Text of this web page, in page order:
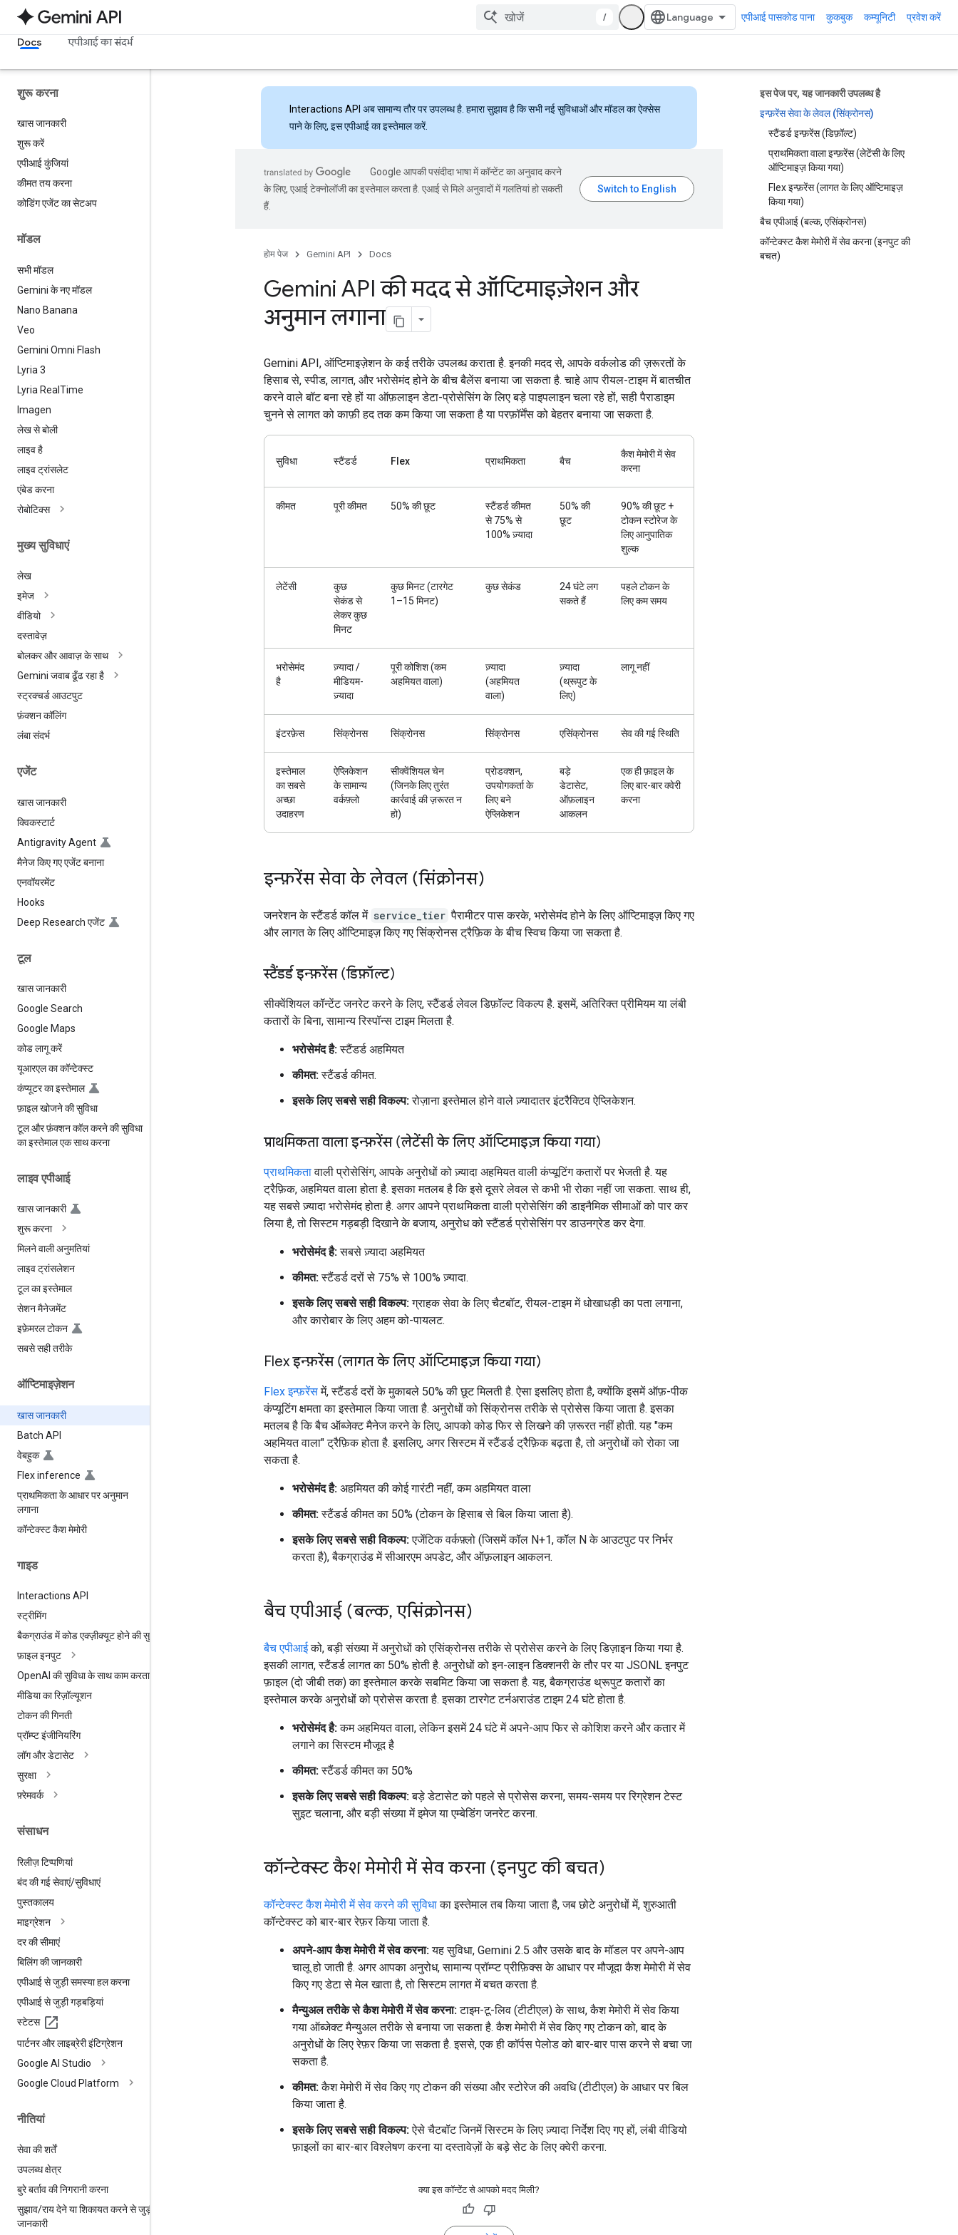
/ एपीआई पासकोड पाना कुकबुक कम्यूनिटी प्रवेश करें
Docs एपीआई का संदर्भ
शुरू करना
खास जानकारी
शुरू करें
एपीआई कुंजियां
कीमत तय करना
कोडिंग एजेंट का सेटअप
मॉडल
सभी मॉडल
Gemini के नए मॉडल
Nano Banana
Veo
Gemini Omni Flash
Lyria 3
Lyria Real Time
Imagen
लेख से बोली
लाइव है
लाइव ट्रांसलेट
एंबेड करना
रोबोटिक्स
मुख्य सुविधाएं
लेख
इमेज
वीडियो
दस्तावेज़
बोलकर और आवाज़ के साथ
Gemini जवाब ढूँढ रहा है
स्ट्रक्चर्ड आउटपुट
फ़ंक्शन कॉलिंग
लंबा संदर्भ
एजेंट
खास जानकारी
क्विकस्टार्ट
Antigravity Agent
मैनेज किए गए एजेंट बनाना
एनवॉयरमेंट
Hooks
Deep Research एजेंट
टूल
खास जानकारी
Google Search
Google Maps
कोड लागू करें
यूआरएल का कॉन्टेक्स्ट
कंप्यूटर का इस्तेमाल
फ़ाइल खोजने की सुविधा
टूल और फ़ंक्शन कॉल करने की सुविधा
का इस्तेमाल एक साथ करना
लाइव एपीआई
खास जानकारी
शुरू करना
मिलने वाली अनुमतियां
लाइव ट्रांसलेशन
टूल का इस्तेमाल
सेशन मैनेजमेंट
इफ़ेमरल टोकन
सबसे सही तरीके
ऑप्टिमाइज़ेशन
खास जानकारी
Batch API
वेबहुक
Flex inference
प्राथमिकता के आधार पर अनुमान
लगाना
कॉन्टेक्स्ट कैश मेमोरी
गाइड
Interactions API
स्ट्रीमिंग
बैकग्राउंड में कोड एक्ज़ीक्यूट होने की सुविधा
फ़ाइल इनपुट
OpenAI की सुविधा के साथ काम करता है
मीडिया का रिज़ॉल्यूशन
टोकन की गिनती
प्रॉम्प्ट इंजीनियरिंग
लॉग और डेटासेट
सुरक्षा
फ़्रेमवर्क
संसाधन
रिलीज़ टिप्पणियां
बंद की गई सेवाएं/सुविधाएं
पुस्तकालय
माइग्रेशन
दर की सीमाएं
बिलिंग की जानकारी
एपीआई से जुड़ी समस्या हल करना
एपीआई से जुड़ी गड़बड़ियां
स्टेटस
पार्टनर और लाइब्रेरी इंटिग्रेशन
Google AI Studio
Google Cloud Platform
नीतियां
सेवा की शर्तें
उपलब्ध क्षेत्र
बुरे बर्ताव की निगरानी करना
सुझाव/राय देने या शिकायत करने से जुड़ी
जानकारी
इस पेज पर, यह जानकारी उपलब्ध है
इन्फ़रेंस सेवा के लेवल (सिंक्रोनस)
स्टैंडर्ड इन्फ़रेंस (डिफ़ॉल्ट)
प्राथमिकता वाला इन्फ़रेंस (लेटेंसी के लिए
ऑप्टिमाइज़ किया गया)
Flex इन्फ़रेंस (लागत के लिए ऑप्टिमाइज़
किया गया)
बैच एपीआई (बल्क, एसिंक्रोनस)
कॉन्टेक्स्ट कैश मेमोरी में सेव करना (इनपुट की
बचत)
Interactions API अब सामान्य तौर पर उपलब्ध है. हमारा सुझाव है कि सभी नई सुविधाओं और मॉडल का ऐक्सेस
पाने के लिए, इस एपीआई का इस्तेमाल करें.
Google आपकी पसंदीदा भाषा में कॉन्टेंट का अनुवाद करने
के लिए, एआई टेक्नोलॉजी का इस्तेमाल करता है. एआई से मिले अनुवादों में गलतियां हो सकती
हैं.
होम पेज Gemini API Docs
Gemini API की मदद से ऑप्टिमाइज़ेशन और
अनुमान लगाना
Gemini API, ऑप्टिमाइज़ेशन के कई तरीके उपलब्ध कराता है. इनकी मदद से, आपके वर्कलोड की ज़रूरतों के
हिसाब से, स्पीड, लागत, और भरोसेमंद होने के बीच बैलेंस बनाया जा सकता है. चाहे आप रीयल-टाइम में बातचीत
करने वाले बॉट बना रहे हों या ऑफ़लाइन डेटा-प्रोसेसिंग के लिए बड़े पाइपलाइन चला रहे हों, सही पैराडाइम
चुनने से लागत को काफ़ी हद तक कम किया जा सकता है या परफ़ॉर्मेंस को बेहतर बनाया जा सकता है.
सुविधा स्टैंडर्ड Flex प्राथमिकता बैच
कैश मेमोरी में सेव
करना
कीमत पूरी कीमत 50% की छूट
स्टैंडर्ड कीमत
से 75% से
100% ज़्यादा
50% की
छूट
90% की छूट +
टोकन स्टोरेज के
लिए आनुपातिक
शुल्क
लेटेंसी
कुछ
सेकंड से
लेकर कुछ
मिनट
कुछ मिनट (टारगेट
1–15 मिनट)
कुछ सेकंड
24 घंटे लग
सकते हैं
पहले टोकन के
लिए कम समय
भरोसेमंद
है
ज़्यादा /
मीडियम-
ज़्यादा
पूरी कोशिश (कम
अहमियत वाला)
ज़्यादा
(अहमियत
वाला)
ज़्यादा
(थ्रूपुट के
लिए)
लागू नहीं
इंटरफ़ेस सिंक्रोनस सिंक्रोनस सिंक्रोनस एसिंक्रोनस सेव की गई स्थिति
इस्तेमाल
का सबसे
अच्छा
उदाहरण
ऐप्लिकेशन
के सामान्य
वर्कफ़्लो
सीक्वेंशियल चेन
(जिनके लिए तुरंत
कार्रवाई की ज़रूरत न
हो)
प्रोडक्शन,
उपयोगकर्ता के
लिए बने
ऐप्लिकेशन
बड़े
डेटासेट,
ऑफ़लाइन
आकलन
एक ही फ़ाइल के
लिए बार-बार क्वेरी
करना
इन्फ़रेंस सेवा के लेवल (सिंक्रोनस)
जनरेशन के स्टैंडर्ड कॉल में service_tier पैरामीटर पास करके, भरोसेमंद होने के लिए ऑप्टिमाइज़ किए गए
और लागत के लिए ऑप्टिमाइज़ किए गए सिंक्रोनस ट्रैफ़िक के बीच स्विच किया जा सकता है.
स्टैंडर्ड इन्फ़रेंस (डिफ़ॉल्ट)
सीक्वेंशियल कॉन्टेंट जनरेट करने के लिए, स्टैंडर्ड लेवल डिफ़ॉल्ट विकल्प है. इसमें, अतिरिक्त प्रीमियम या लंबी
कतारों के बिना, सामान्य रिस्पॉन्स टाइम मिलता है.
भरोसेमंद है:स्टैंडर्ड अहमियत
कीमत:स्टैंडर्ड कीमत.
इसके लिए सबसे सही विकल्प:रोज़ाना इस्तेमाल होने वाले ज़्यादातर इंटरैक्टिव ऐप्लिकेशन.
प्राथमिकता वाला इन्फ़रेंस (लेटेंसी के लिए ऑप्टिमाइज़ किया गया)
प्राथमिकतावाली प्रोसेसिंग, आपके अनुरोधों को ज़्यादा अहमियत वाली कंप्यूटिंग कतारों पर भेजती है. यह
ट्रैफ़िक, अहमियत वाला होता है. इसका मतलब है कि इसे दूसरे लेवल से कभी भी रोका नहीं जा सकता. साथ ही,
यह सबसे ज़्यादा भरोसेमंद होता है. अगर आपने प्राथमिकता वाली प्रोसेसिंग की डाइनैमिक सीमाओं को पार कर
लिया है, तो सिस्टम गड़बड़ी दिखाने के बजाय, अनुरोध को स्टैंडर्ड प्रोसेसिंग पर डाउनग्रेड कर देगा.
भरोसेमंद है:सबसे ज़्यादा अहमियत
कीमत:स्टैंडर्ड दरों से 75% से 100% ज़्यादा.
इसके लिए सबसे सही विकल्प:ग्राहक सेवा के लिए चैटबॉट, रीयल-टाइम में धोखाधड़ी का पता लगाना,
और कारोबार के लिए अहम को-पायलट.
Flex इन्फ़रेंस (लागत के लिए ऑप्टिमाइज़ किया गया)
Flex इन्फ़रेंसमें, स्टैंडर्ड दरों के मुकाबले 50% की छूट मिलती है. ऐसा इसलिए होता है, क्योंकि इसमें ऑफ़-पीक
कंप्यूटिंग क्षमता का इस्तेमाल किया जाता है. अनुरोधों को सिंक्रोनस तरीके से प्रोसेस किया जाता है. इसका
मतलब है कि बैच ऑब्जेक्ट मैनेज करने के लिए, आपको कोड फिर से लिखने की ज़रूरत नहीं होती. यह "कम
अहमियत वाला" ट्रैफ़िक होता है. इसलिए, अगर सिस्टम में स्टैंडर्ड ट्रैफ़िक बढ़ता है, तो अनुरोधों को रोका जा
सकता है.
भरोसेमंद है: अहमियत की कोई गारंटी नहीं, कम अहमियत वाला
कीमत:स्टैंडर्ड कीमत का 50% (टोकन के हिसाब से बिल किया जाता है).
इसके लिए सबसे सही विकल्प:एजेंटिक वर्कफ़्लो (जिसमें कॉल N+1, कॉल N के आउटपुट पर निर्भर
करता है), बैकग्राउंड में सीआरएम अपडेट, और ऑफ़लाइन आकलन.
बैच एपीआई (बल्क, एसिंक्रोनस)
बैच एपीआईको, बड़ी संख्या में अनुरोधों को एसिंक्रोनस तरीके से प्रोसेस करने के लिए डिज़ाइन किया गया है.
इसकी लागत, स्टैंडर्ड लागत का 50% होती है. अनुरोधों को इन-लाइन डिक्शनरी के तौर पर या JSONL इनपुट
फ़ाइल (दो जीबी तक) का इस्तेमाल करके सबमिट किया जा सकता है. यह, बैकग्राउंड थ्रूपुट कतारों का
इस्तेमाल करके अनुरोधों को प्रोसेस करता है. इसका टारगेट टर्नअराउंड टाइम 24 घंटे होता है.
भरोसेमंद है:कम अहमियत वाला, लेकिन इसमें 24 घंटे में अपने-आप फिर से कोशिश करने और कतार में
लगाने का सिस्टम मौजूद है
कीमत:स्टैंडर्ड कीमत का 50%
इसके लिए सबसे सही विकल्प:बड़े डेटासेट को पहले से प्रोसेस करना, समय-समय पर रिग्रेशन टेस्ट
सुइट चलाना, और बड़ी संख्या में इमेज या एम्बेडिंग जनरेट करना.
कॉन्टेक्स्ट कैश मेमोरी में सेव करना (इनपुट की बचत)
कॉन्टेक्स्ट कैश मेमोरी में सेव करने की सुविधाका इस्तेमाल तब किया जाता है, जब छोटे अनुरोधों में, शुरुआती
कॉन्टेक्स्ट को बार-बार रेफ़र किया जाता है.
अपने-आप कैश मेमोरी में सेव करना:यह सुविधा, Gemini 2.5 और उसके बाद के मॉडल पर अपने-आप
चालू हो जाती है. अगर आपका अनुरोध, सामान्य प्रॉम्प्ट प्रीफ़िक्स के आधार पर मौजूदा कैश मेमोरी में सेव
किए गए डेटा से मेल खाता है, तो सिस्टम लागत में बचत करता है.
मैन्युअल तरीके से कैश मेमोरी में सेव करना:टाइम-टू-लिव (टीटीएल) के साथ, कैश मेमोरी में सेव किया
गया ऑब्जेक्ट मैन्युअल तरीके से बनाया जा सकता है. कैश मेमोरी में सेव किए गए टोकन को, बाद के
अनुरोधों के लिए रेफ़र किया जा सकता है. इससे, एक ही कॉर्पस पेलोड को बार-बार पास करने से बचा जा
सकता है.
कीमत:कैश मेमोरी में सेव किए गए टोकन की संख्या और स्टोरेज की अवधि (टीटीएल) के आधार पर बिल
किया जाता है.
इसके लिए सबसे सही विकल्प:ऐसे चैटबॉट जिनमें सिस्टम के लिए ज़्यादा निर्देश दिए गए हों, लंबी वीडियो
फ़ाइलों का बार-बार विश्लेषण करना या दस्तावेज़ों के बड़े सेट के लिए क्वेरी करना.
क्या इस कॉन्टेंट से आपको मदद मिली?